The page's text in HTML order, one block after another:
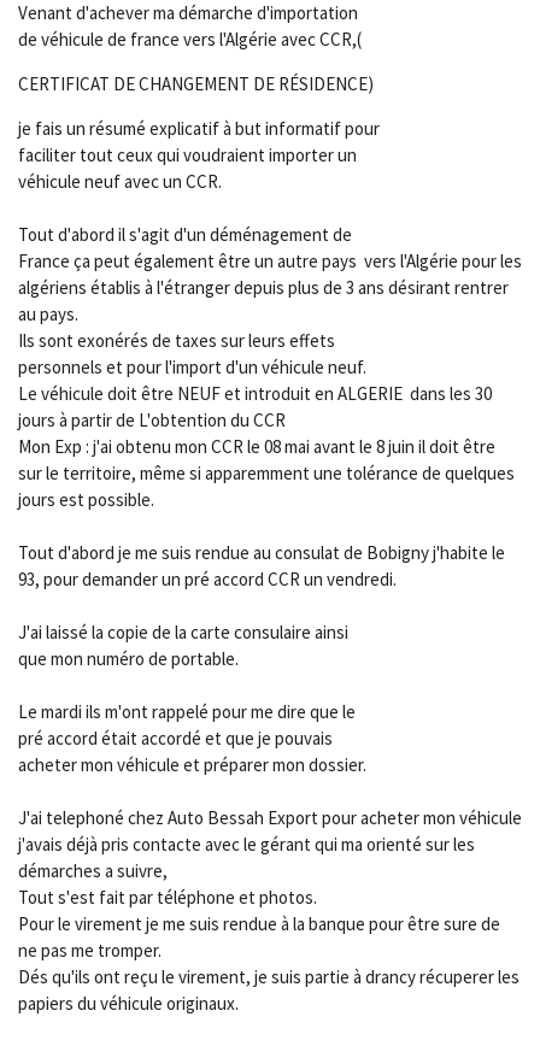
Venant d'achever ma démarche d'importation
de véhicule de france vers l'Algérie avec CCR,(
CERTIFICAT DE CHANGEMENT DE RÉSIDENCE)
je fais un résumé explicatif à but informatif pour
faciliter tout ceux qui voudraient importer un
véhicule neuf avec un CCR.
Tout d'abord il s'agit d'un déménagement de
France ça peut également être un autre pays vers l'Algérie pour les
algériens établis à l'étranger depuis plus de 3 ans désirant rentrer
au pays.
Ils sont exonérés de taxes sur leurs effets
personnels et pour l'import d'un véhicule neuf.
Le véhicule doit être NEUF et introduit en ALGERIE dans les 30
jours à partir de L'obtention du CCR
Mon Exp : j'ai obtenu mon CCR le 08 mai avant le 8 juin il doit être
sur le territoire, même si apparemment une tolérance de quelques
jours est possible.
Tout d'abord je me suis rendue au consulat de Bobigny j'habite le
93, pour demander un pré accord CCR un vendredi.
J'ai laissé la copie de la carte consulaire ainsi
que mon numéro de portable.
Le mardi ils m'ont rappelé pour me dire que le
pré accord était accordé et que je pouvais
acheter mon véhicule et préparer mon dossier.
J'ai telephoné chez Auto Bessah Export pour acheter mon véhicule
j'avais déjà pris contacte avec le gérant qui ma orienté sur les
démarches a suivre,
Tout s'est fait par téléphone et photos.
Pour le virement je me suis rendue à la banque pour être sure de
ne pas me tromper.
Dés qu'ils ont reçu le virement, je suis partie à drancy récuperer les
papiers du véhicule originaux.